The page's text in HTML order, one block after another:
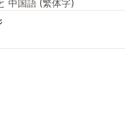
中国語 (繁体字)